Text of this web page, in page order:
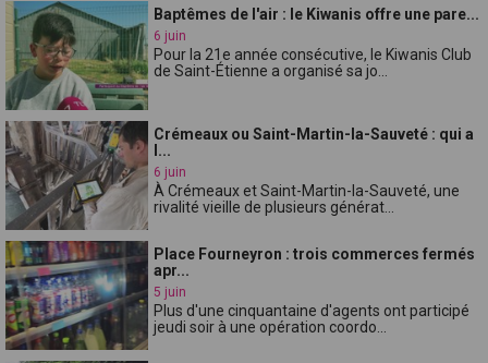
Baptêmes de l'air : le Kiwanis offre une pare...
6 juin
Pour la 21e année consécutive, le Kiwanis Club
de Saint-Étienne a organisé sa jo...
Crémeaux ou Saint-Martin-la-Sauveté : qui a
l...
6 juin
À Crémeaux et Saint-Martin-la-Sauveté, une
rivalité vieille de plusieurs générat...
Place Fourneyron : trois commerces fermés
apr...
5 juin
Plus d'une cinquantaine d'agents ont participé
jeudi soir à une opération coordo...